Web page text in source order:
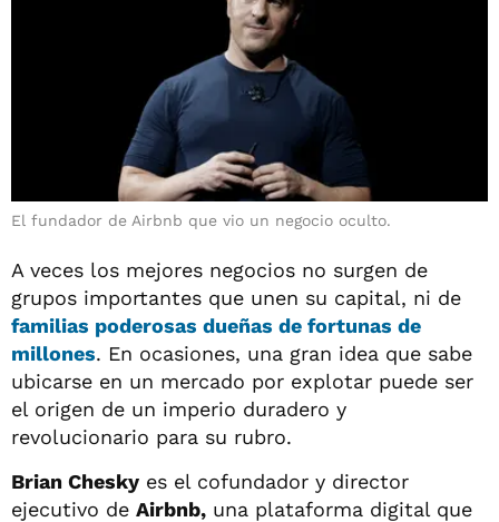
El fundador de Airbnb que vio un negocio oculto.
A veces los mejores negocios no surgen de
grupos importantes que unen su capital, ni de
familias poderosas dueñas de fortunas de
millones. En ocasiones, una gran idea que sabe
ubicarse en un mercado por explotar puede ser
el origen de un imperio duradero y
revolucionario para su rubro.
Brian Chesky es el cofundador y director
ejecutivo de Airbnb, una plataforma digital que